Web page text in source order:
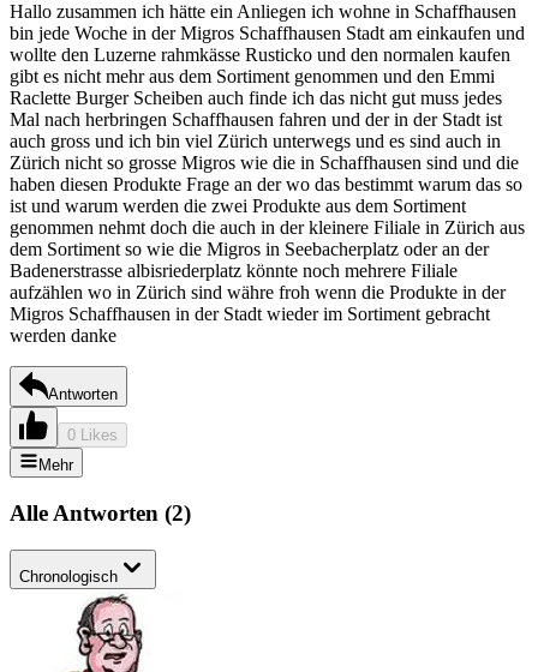
Hallo zusammen ich hätte ein Anliegen ich wohne in Schaffhausen
bin jede Woche in der Migros Schaffhausen Stadt am einkaufen und
wollte den Luzerne rahmkässe Rusticko und den normalen kaufen
gibt es nicht mehr aus dem Sortiment genommen und den Emmi
Raclette Burger Scheiben auch finde ich das nicht gut muss jedes
Mal nach herbringen Schaffhausen fahren und der in der Stadt ist
auch gross und ich bin viel Zürich unterwegs und es sind auch in
Zürich nicht so grosse Migros wie die in Schaffhausen sind und die
haben diesen Produkte Frage an der wo das bestimmt warum das so
ist und warum werden die zwei Produkte aus dem Sortiment
genommen nehmt doch die auch in der kleinere Filiale in Zürich aus
dem Sortiment so wie die Migros in Seebacherplatz oder an der
Badenerstrasse albisriederplatz könnte noch mehrere Filiale
aufzählen wo in Zürich sind währe froh wenn die Produkte in der
Migros Schaffhausen in der Stadt wieder im Sortiment gebracht
werden danke
Antworten
0 Likes
Mehr
Alle Antworten (2)
Chronologisch